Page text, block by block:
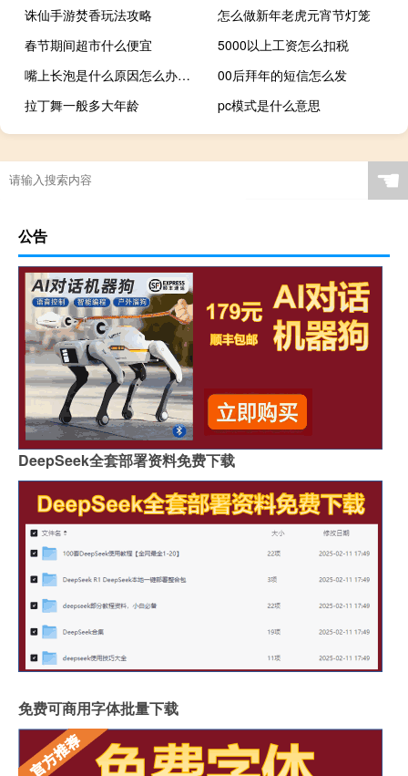
诛仙手游焚香玩法攻略
怎么做新年老虎元宵节灯笼
春节期间超市什么便宜
5000以上工资怎么扣税
嘴上长泡是什么原因怎么办（嘴上长泡是什么原因）
00后拜年的短信怎么发
拉丁舞一般多大年龄
pc模式是什么意思
灌香肠 攻略
☚
公告
DeepSeek全套部署资料免费下载
免费可商用字体批量下载